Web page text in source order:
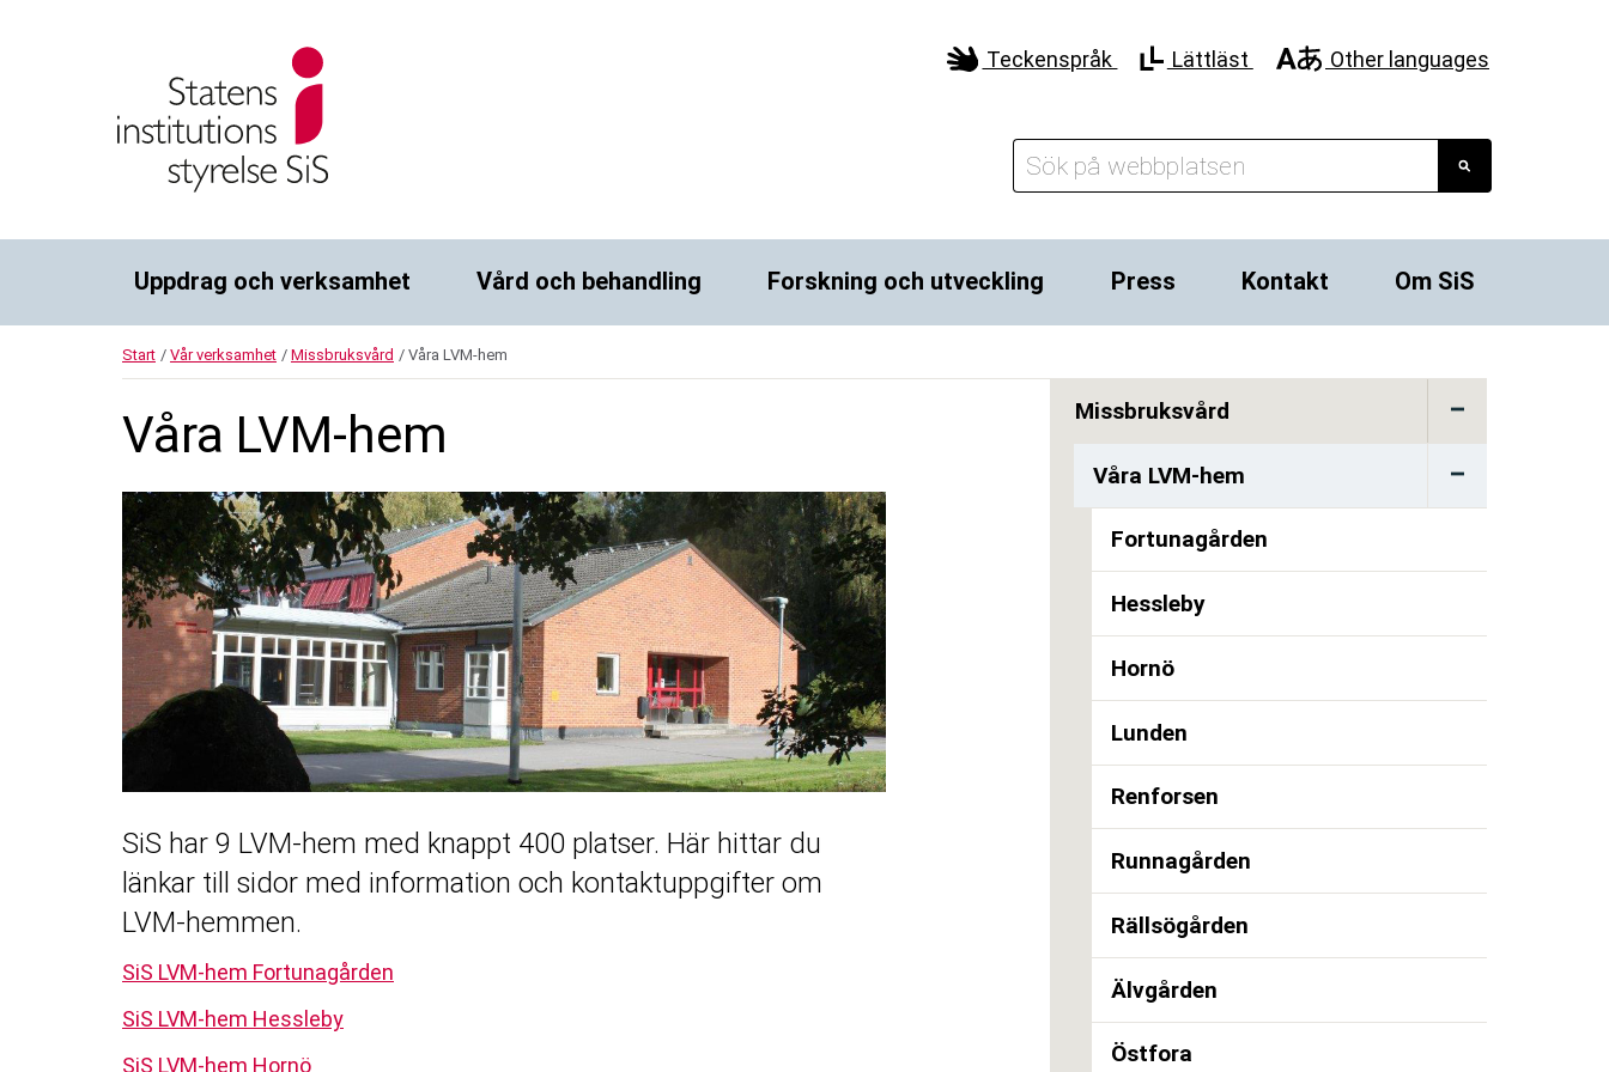
Teckenspråk Lättläst Other languages
Uppdrag och verksamhet Vård och behandling Forskning och utveckling Press Kontakt Om SiS
Start / Vår verksamhet / Missbruksvård / Våra LVM-hem
Missbruksvård
Våra LVM-hem
Fortunagården
Hessleby
Hornö
Lunden
Renforsen
Runnagården
Rällsögården
Älvgården
Östfora
Våra LVM-hem
SiS har 9 LVM-hem med knappt 400 platser. Här hittar du
länkar till sidor med information och kontaktuppgifter om
LVM-hemmen.
SiS LVM-hem Fortunagården
SiS LVM-hem Hessleby
SiS LVM-hem Hornö